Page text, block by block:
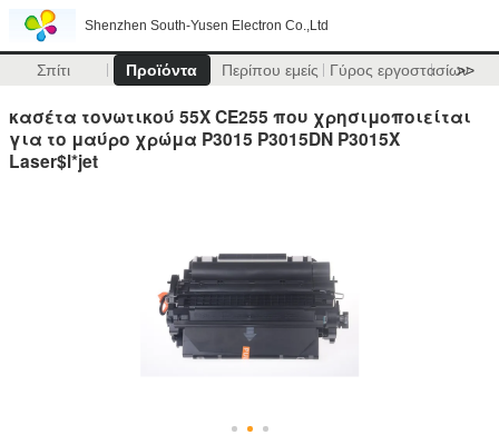
Shenzhen South-Yusen Electron Co.,Ltd
Σπίτι Προϊόντα Περίπου εμείς Γύρος εργοστασίων
>>
κασέτα τονωτικού 55X CE255 που χρησιμοποιείται
για το μαύρο χρώμα P3015 P3015DN P3015X
Laser$l*jet